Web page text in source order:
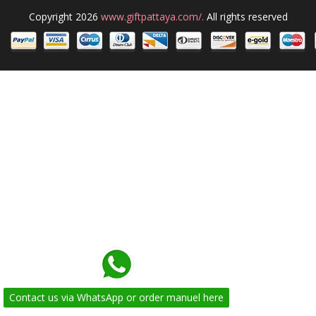
Contact us via WhatsApp or order manuel here
Copyright 2026 www.giftpattaya.com/. All rights reserved